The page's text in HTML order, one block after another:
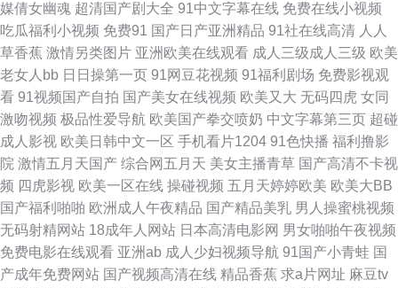
爱导航 午夜黄色精选 日本97色色 91探花视频 欧美在线电影群P 91最新视频
日本男女网站 福利社老湿 97人人人热热 欧洲精品自线 91资源共享视频 俺去
啦最新网址 九一社视频 亚洲色情入口 91精选视频 欧洲精品久久 超碰在线69
播放 欧美偷偷撸 午夜限制影院 国模无码视频 久草视频在线资源 欧美人妻导
航 伊人成人在线 91尤物91视频 成人性视频 狠狠撸最新 久久潮久久添 人人
操人人肏 微拍福利69 亚洲女操逼网 91www视频 国产乱轮精品 另类综合欧
美变态 日韩肏屄精品 伊人成人社区 99视频国产在线 超碰人人草人人干 国产
媒倩女幽魂 超清国产剧大全 91中文字幕在线 免费在线小视频
吃瓜福利小视频 免费91 国产日产亚洲精品 91社在线高清 人人
草香蕉 激情另类图片 亚洲欧美在线观看 成人三级成人三级 欧美
老女人bb 日日操第一页 91网豆花视频 91福利剧场 免费影视观
看 91视频国产自拍 国产美女在线视频 欧美又大 无码四虎 女同
激吻视频 极品性爱导航 欧美国产拳交喷奶 中文字幕第三页 超碰
成人影视 欧美日韩中文一区 手机看片1204 91色快播 福利撸影
院 激情五月天国产 综合网五月天 美女主播青草 国产高清不卡视
频 四虎影视 欧美一区在线 操碰视频 五月天婷婷欧美 欧美大BB
国产福利啪啪 欧洲成人午夜精品 国产精品美乳 男人操蜜桃视频
无码射精网站 18成年人网站 日本高清电影网 男女啪啪午夜视频
免费电影在线观看 亚洲ab 成人少妇视频导航 91国产小青蛙 国
产成年免费网站 国产视频高清在线 精品香蕉 求a片网址 麻豆tv